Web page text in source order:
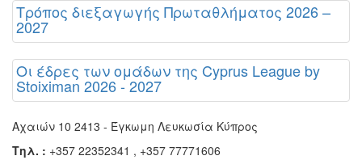
Τρόπος διεξαγωγής Πρωταθλήματος 2026 –
2027
Οι έδρες των ομάδων της Cyprus League by
Stoiximan 2026 - 2027
Αχαιών 10 2413 - Έγκωμη Λευκωσία Κύπρος
Τηλ. : +357 22352341 , +357 77771606